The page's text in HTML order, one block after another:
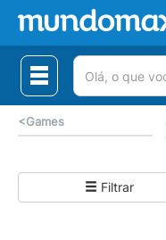
(pesquisar)
<Games
Filtrar